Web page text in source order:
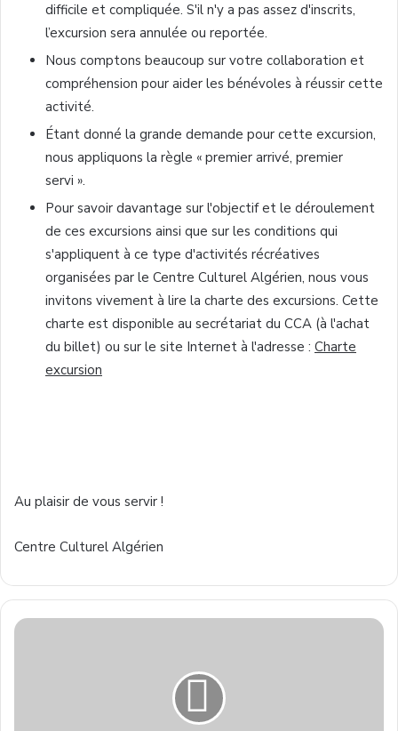
difficile et compliquée. S'il n'y a pas assez d'inscrits,
l’excursion sera annulée ou reportée.
Nous comptons beaucoup sur votre collaboration et
compréhension pour aider les bénévoles à réussir cette
activité.
Étant donné la grande demande pour cette excursion,
nous appliquons la règle « premier arrivé, premier
servi ».
Pour savoir davantage sur l'objectifet le déroulement
de ces excursions ainsi que sur les conditions qui
s'appliquent à ce type d'activités récréatives
organisées par le Centre Culturel Algérien, nous vous
invitons vivement à lire la charte des excursions. Cette
charte est disponible au secrétariat du CCA (à l'achat
du billet) ou sur le site Internet à l'adresse : Charte
excursion
Au plaisir de vous servir !
Centre Culturel Algérien